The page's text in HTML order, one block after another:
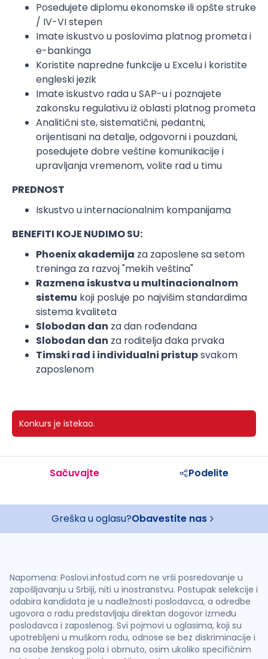
Posedujete diplomu ekonomske ili opšte struke
/ IV-VI stepen
Imate iskustvo u poslovima platnog prometa i
e-bankinga
Koristite napredne funkcije u Excelu i koristite
engleski jezik
Imate iskustvo rada u SAP-u i poznajete
zakonsku regulativu iż oblasti platnog prometa
Analitični ste, sistematični, pedantni,
orijentisani na detalje, odgovorni i pouzdani,
posedujete dobre veštine komunikacije i
upravljanja vremenom, volite rad u timu
PREDNOST
Iskustvo u internacionalnim kompanijama
BENEFITI KOJE NUDIMO SU:
Phoenix akademija za zaposlene sa setom
treninga za razvoj "mekih veština"
Razmena iskustva u multinacionalnom
sistemu koji posluje po najvišim standardima
sistema kvaliteta
Slobodan dan za dan rođendana
Slobodan dan za roditelja đaka prvaka
Timski rad i individualni pristupsvakom
zaposlenom
Konkurs je istekao.
Sačuvajte Podelite
Greška u oglasu?Obavestite nas
Napomena: Poslovi.infostud.com ne vrši posredovanje u
zapošljavanju u Srbiji, niti u inostranstvu. Postupak selekcije i
odabira kandidata je u nadležnosti poslodavca, a odredbe
ugovora o radu predstavljaju direktan dogovor između
poslodavca i zaposlenog. Svi pojmovi u oglasima, koji su
upotrebljeni u muškom rodu, odnose se bez diskriminacije i
na osobe ženskog pola i obrnuto, osim ukoliko specifičnim